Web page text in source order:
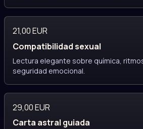
21,00 EUR
Compatibilidad sexual
Lectura elegante sobre química,
seguridad emocional.
29,00 EUR
Carta astral guiada